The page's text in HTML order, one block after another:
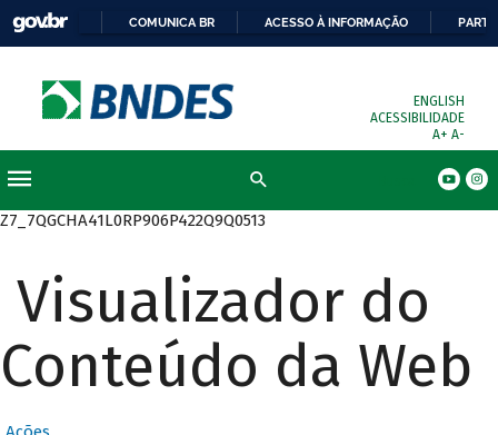
COMUNICA BR ACESSO À INFORMAÇÃO
ENGLISH
ACESSIBILIDADE
A+ A-
Z7_7QGCHA41L0RP906P422Q9Q0513
Visualizador do
Conteúdo da Web